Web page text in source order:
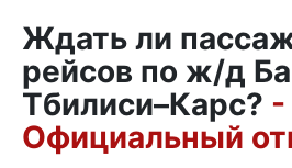
Ждать ли
рейсов по ж/д
Тбилиси–Карс? -
Официальный